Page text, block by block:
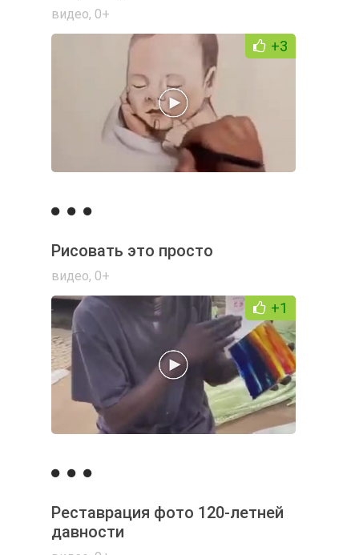
видео, 0+
+3
Рисовать это просто
видео, 0+
+1
Реставрация фото 120-летней
давности